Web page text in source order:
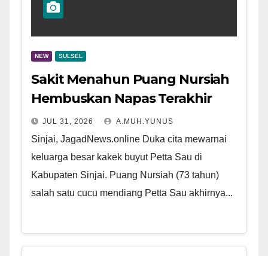
NEW SULSEL
Sakit Menahun Puang Nursiah
Hembuskan Napas Terakhir
JUL 31, 2026 A.MUH.YUNUS
Sinjai, JagadNews.online Duka cita mewarnai
keluarga besar kakek buyut Petta Sau di
Kabupaten Sinjai. Puang Nursiah (73 tahun)
salah satu cucu mendiang Petta Sau akhirnya...